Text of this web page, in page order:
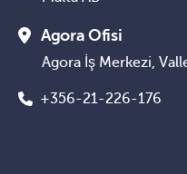
Agora Ofisi
Agora İş Merkezi,
+356-21-226-176